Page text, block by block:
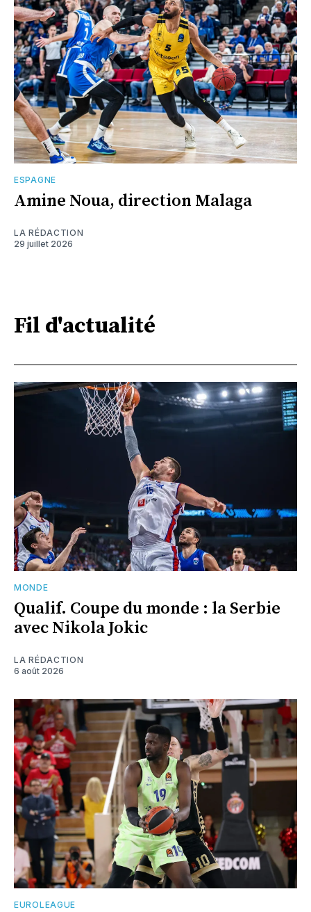
ESPAGNE
Amine Noua, direction Malaga
LA RÉDACTION
29 juillet 2026
Fil d'actualité
MONDE
Qualif. Coupe du monde : la Serbie
avec Nikola Jokic
LA RÉDACTION
6 août 2026
EUROLEAGUE